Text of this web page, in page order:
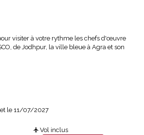
visiter à votre rythme les chefs d'œuvre
de Jodhpur, la ville bleue à Agra et son
le 11/07/2027
Vol inclus